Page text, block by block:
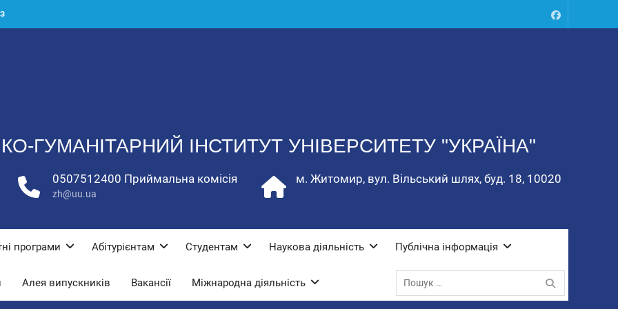
Fecacebook
ГУМАНІТАРНИЙ ІНСТИТУТ УНІВЕРСИТЕТУ "УКРАЇНА"
0507512400 Приймальна комісія
zh@uu.ua
м. Житомир, вул. Вільський шлях, буд. 18, 10020
програми Абітурієнтам Студентам Наукова діяльність Публічна інформація
Алея випускників Вакансії Міжнародна діяльність
Пошук: